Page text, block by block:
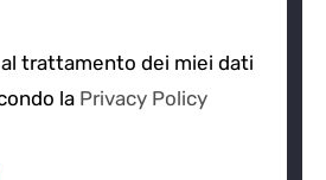
trattamento dei miei dati
la Privacy Policy